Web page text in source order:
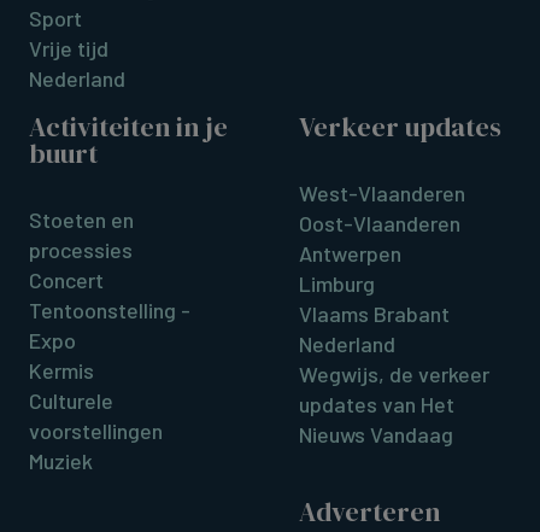
Sport
Vrije tijd
Nederland
Activiteiten in je
buurt
Stoeten en
processies
Concert
Tentoonstelling -
Expo
Kermis
Culturele
voorstellingen
Muziek
Verkeer updates
West-Vlaanderen
Oost-Vlaanderen
Antwerpen
Limburg
Vlaams Brabant
Nederland
Wegwijs, de verkeer
updates van Het
Nieuws Vandaag
Adverteren